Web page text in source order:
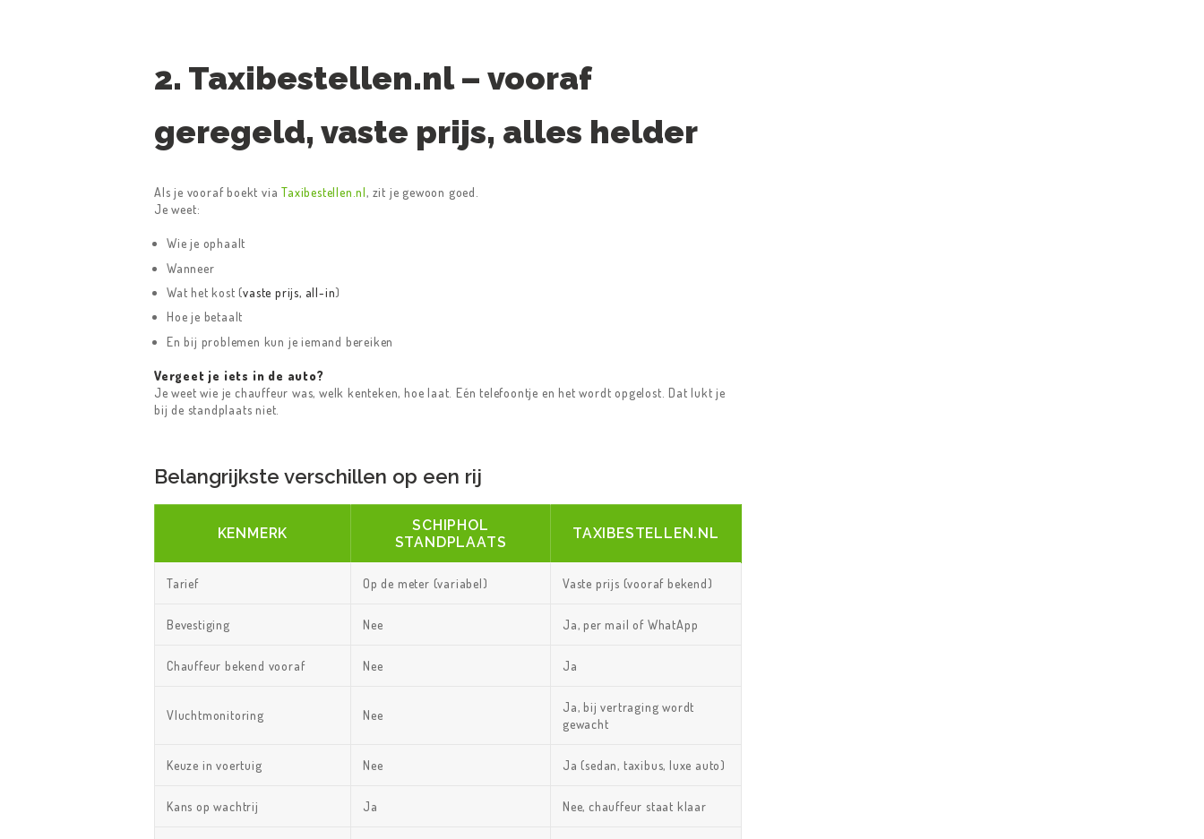
ONZE DIENSTEN
TAXI TARIEVEN
2. Taxibestellen.nl – vooraf
geregeld, vaste prijs, alles helder
Als je vooraf boekt viaTaxibestellen.nl, zit je gewoon goed.
Je weet:
Wie je ophaalt
Wanneer
Wat het kost (vaste prijs, all-in)
Hoe je betaalt
En bij problemen kun je iemand bereiken
Vergeet je iets in de auto?
Je weet wie je chauffeur was, welk kenteken, hoe laat. Eén telefoontje en het wordt opgelost. Dat lukt je
bij de standplaats niet.
Belangrijkste verschillen op een rij
KENMERK
SCHIPHOL
STANDPLAATS
TAXIBESTELLEN.NL
Tarief Op de meter (variabel) Vaste prijs (vooraf bekend)
Bevestiging Nee Ja, per mail of WhatApp
Chauffeur bekend vooraf Nee Ja
Vluchtmonitoring Nee
Ja, bij vertraging wordt
gewacht
Keuze in voertuig Nee Ja (sedan, taxibus, luxe auto)
Kans op wachtrij Ja Nee, chauffeur staat klaar